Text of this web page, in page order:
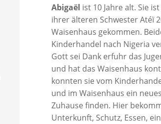
Abigaël ist 10 Jahre alt. Sie
ihrer älteren Schwester Atéï
Waisenhaus gekommen.
Kinderhandel nach Nigeria
Gott sei Dank erfuhr das
und hat das Waisenhaus
konnten sie vom
und im Waisenhaus ein
Zuhause finden. Hier
Unterkunft, Schutz, Essen,